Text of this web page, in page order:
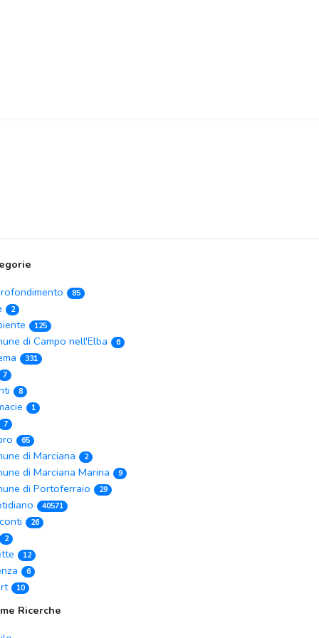
85
2
125
di Campo nell'Elba 6
331
7
8
1
7
65
di Marciana 2
di Marciana Marina 9
di Portoferraio 29
40571
26
2
12
6
10
Ricerche